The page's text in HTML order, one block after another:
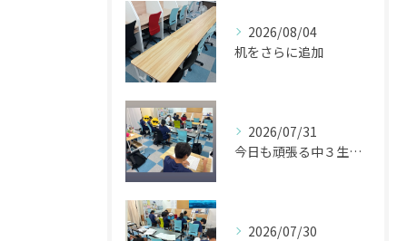
2026/08/04
机をさらに追加
2026/07/31
今日も頑張る中３生たち🌈
2026/07/30